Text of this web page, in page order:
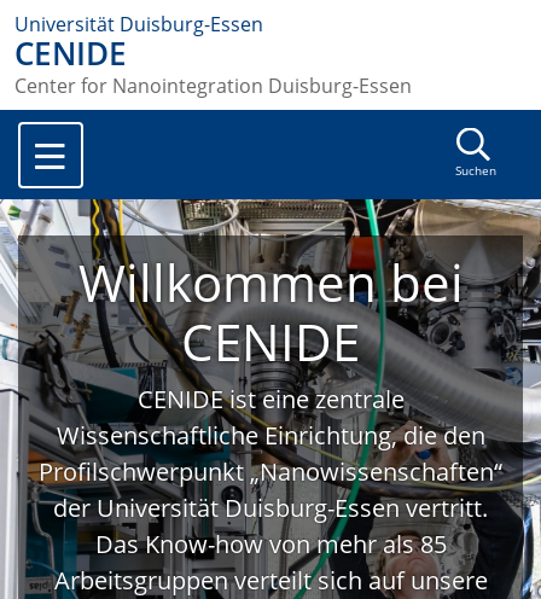
Universität Duisburg-Essen
CENIDE
Center for Nanointegration Duisburg-Essen
Suchen
Willkommen bei
CENIDE
CENIDE ist eine zentrale
Wissenschaftliche Einrichtung, die den
Profilschwerpunkt „Nanowissenschaften“
der Universität Duisburg-Essen vertritt.
Das Know-how von mehr als 85
Arbeitsgruppen verteilt sich auf unsere